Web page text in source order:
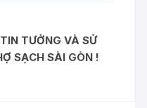
TƯỞNG VÀ SỬ
SẠCH SÀI GÒN !